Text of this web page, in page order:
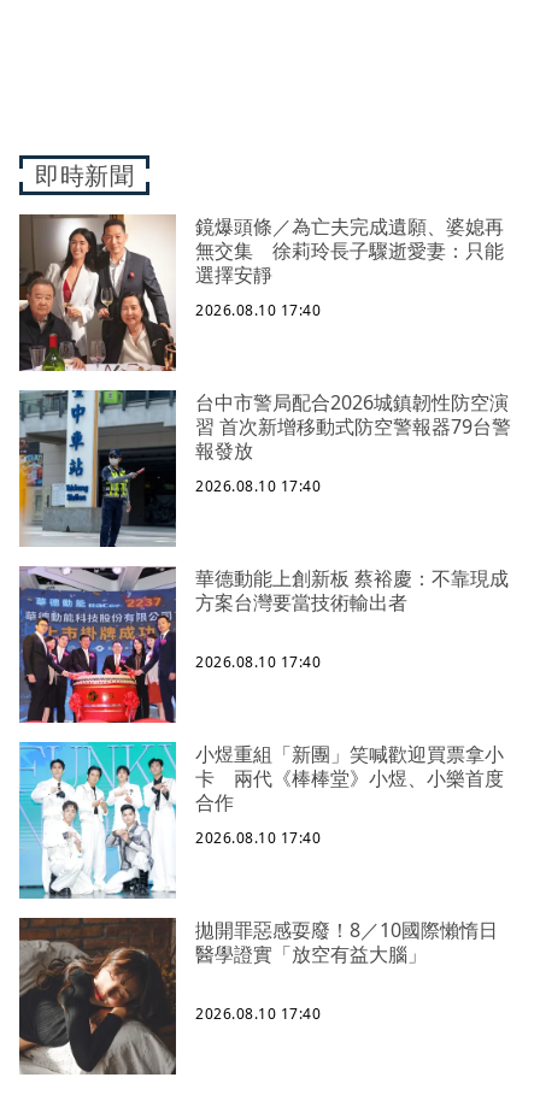
即時新聞
鏡爆頭條／為亡夫完成遺願、婆媳再
無交集 徐莉玲長子驟逝愛妻：只能
選擇安靜
2026.08.10 17:40
台中市警局配合2026城鎮韌性防空演
習 首次新增移動式防空警報器79台警
報發放
2026.08.10 17:40
華德動能上創新板 蔡裕慶：不靠現成
方案台灣要當技術輸出者
2026.08.10 17:40
小煜重組「新團」笑喊歡迎買票拿小
卡 兩代《棒棒堂》小煜、小樂首度
合作
2026.08.10 17:40
拋開罪惡感耍廢！8／10國際懶惰日
醫學證實「放空有益大腦」
2026.08.10 17:40